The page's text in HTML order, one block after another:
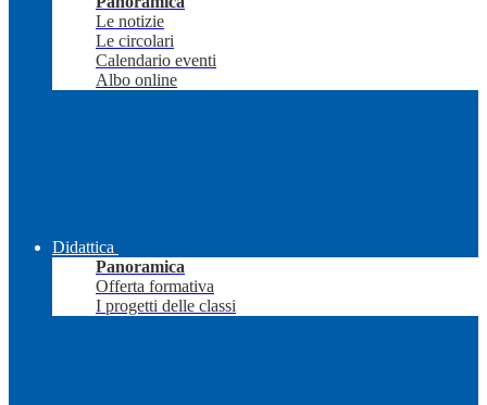
Le notizie
Le circolari
Calendario eventi
Albo online
Didattica
Panoramica
Offerta formativa
I progetti delle classi